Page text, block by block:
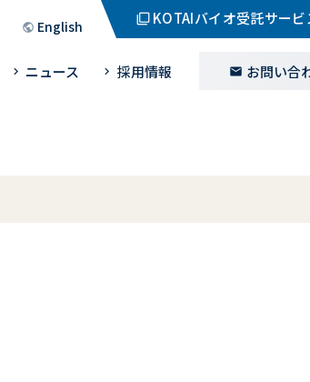
English KOTAIバイオ受託サービ
ニュース 採用情報 お問い合